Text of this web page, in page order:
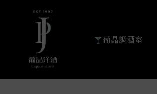
葡晶調酒室